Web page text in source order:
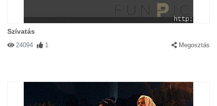
Szívatás
24094 1 Megosztás